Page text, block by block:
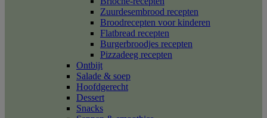
Zuurdesembrood recepten
Broodrecepten voor kinderen
Flatbread recepten
Burgerbroodjes recepten
Pizzadeeg recepten
Ontbijt
Salade & soep
Hoofdgerecht
Dessert
Snacks